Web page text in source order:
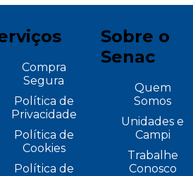
Compra
Segura
Política de
Privacidade
Política de
Cookies
Política de
Sobre o
Senac
Quem
Somos
Unidades e
Campi
Trabalhe
Conosco